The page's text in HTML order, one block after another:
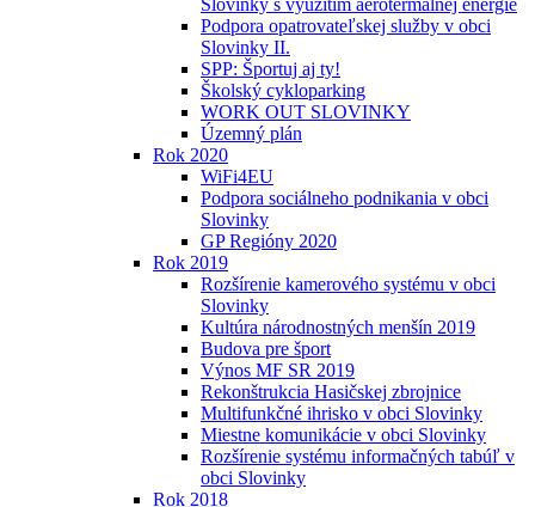
Slovinky s využitím aerotermálnej energie
Podpora opatrovateľskej služby v obci
Slovinky II.
SPP: Športuj aj ty!
Školský cykloparking
WORK OUT SLOVINKY
Územný plán
Rok 2020
WiFi4EU
Podpora sociálneho podnikania v obci
Slovinky
GP Regióny 2020
Rok 2019
Rozšírenie kamerového systému v obci
Slovinky
Kultúra národnostných menšín 2019
Budova pre šport
Výnos MF SR 2019
Rekonštrukcia Hasičskej zbrojnice
Multifunkčné ihrisko v obci Slovinky
Miestne komunikácie v obci Slovinky
Rozšírenie systému informačných tabúľ v
obci Slovinky
Rok 2018